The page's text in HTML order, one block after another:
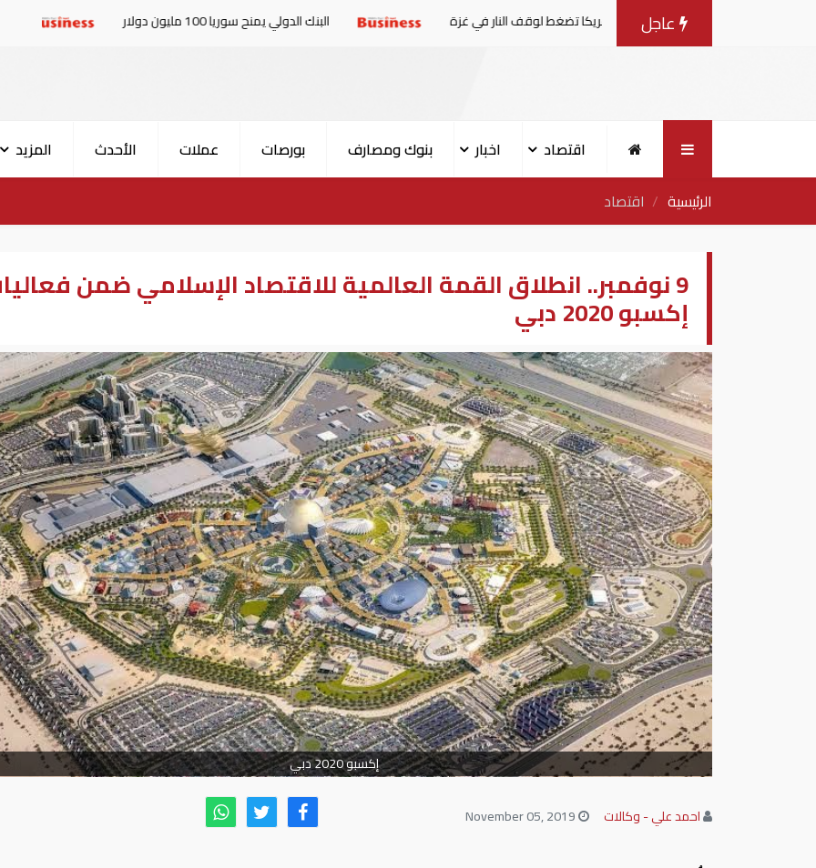
عاجل
مع إسرائيل.. وأمريكا تضغط لوقف النار في غزة البنك الدولي يمنح سوريا 100 مليون دولار الإمارات
اقتصاد اخبار بنوك ومصارف بورصات عملات الأحدث المزيد
الرئيسية
اقتصاد
9 نوفمبر.. انطلاق القمة العالمية للاقتصاد الإسلامي ضمن
إكسبو 2020 دبي
إكسبو 2020 دبي
احمد علي - وكالات